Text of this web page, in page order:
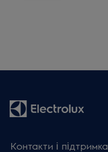
Контакти і підтримка